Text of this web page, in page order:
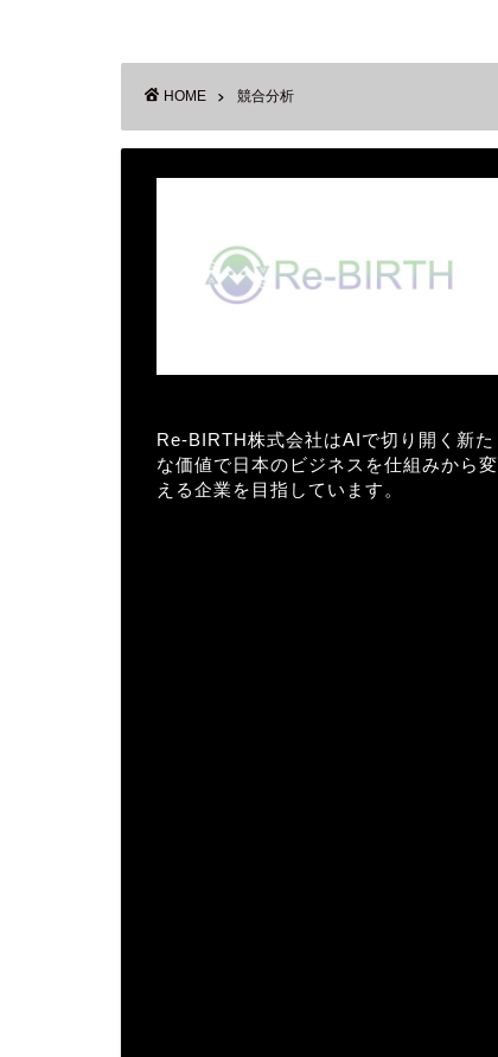
HOME 競合分析
Re-BIRTH株式会社はAIで切り開く新た
な価値で日本のビジネスを仕組みから変
える企業を目指しています。